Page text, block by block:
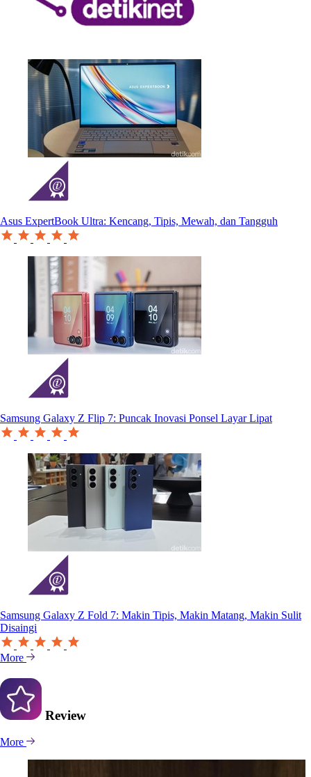
Asus ExpertBook Ultra: Kencang, Tipis, Mewah, dan Tangguh
Samsung Galaxy Z Flip 7: Puncak Inovasi Ponsel Layar Lipat
Samsung Galaxy Z Fold 7: Makin Tipis, Makin Matang, Makin Sulit
Disaingi
More
Review
More